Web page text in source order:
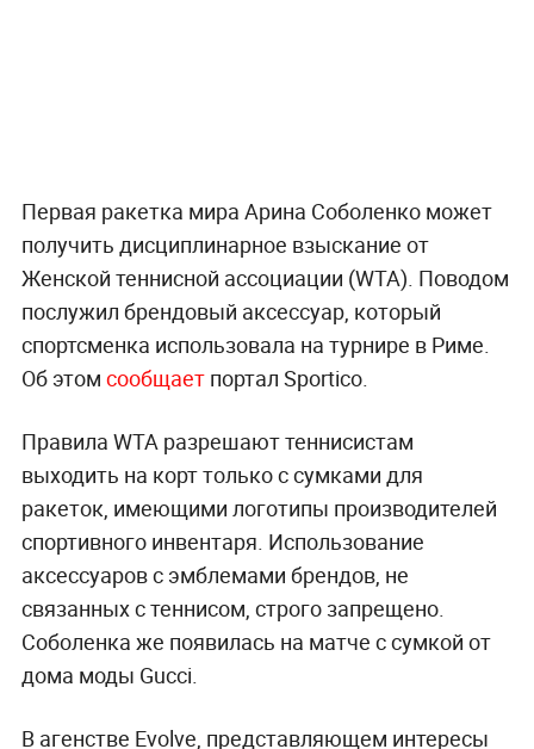
Первая ракетка мира Арина Соболенко может
получить дисциплинарное взыскание от
Женской теннисной ассоциации (WTA). Поводом
послужил брендовый аксессуар, который
спортсменка использовала на турнире в Риме.
Об этом сообщаетпортал Sportico.
Правила WTA разрешают теннисистам
выходить на корт только с сумками для
ракеток, имеющими логотипы производителей
спортивного инвентаря. Использование
аксессуаров с эмблемами брендов, не
связанных с теннисом, строго запрещено.
Соболенка же появилась на матче с сумкой от
дома моды Gucci.
В агенстве Evolve, представляющем интересы